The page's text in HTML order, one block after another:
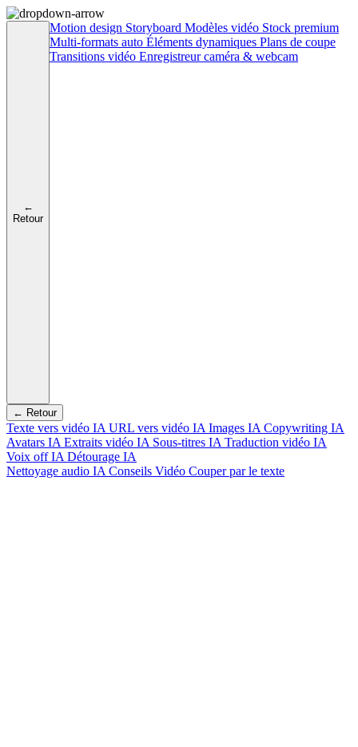
←
Retour
Motion design Storyboard Modèles vidéo Stock premium
Multi-formats auto Éléments dynamiques Plans de coupe
Transitions vidéo Enregistreur caméra & webcam
← Retour
Texte vers vidéo IA URL vers vidéo IA Images IA Copywriting IA
Avatars IA Extraits vidéo IA Sous-titres IA Traduction vidéo IA
Voix off IA Détourage IA
Nettoyage audio IA Conseils Vidéo Couper par le texte